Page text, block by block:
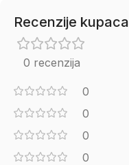
Recenzije kupaca
0 recenzija
0
0
0
0